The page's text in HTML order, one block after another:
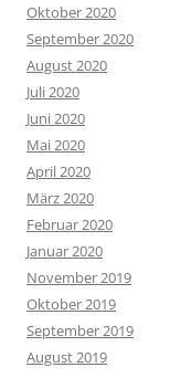
Oktober 2020
September 2020
August 2020
Juli 2020
Juni 2020
Mai 2020
April 2020
März 2020
Februar 2020
Januar 2020
November 2019
Oktober 2019
September 2019
August 2019